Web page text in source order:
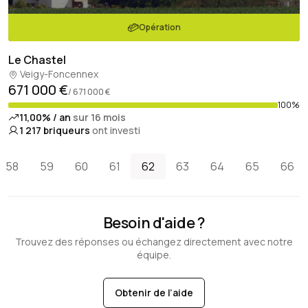
Opération
Le Chastel
Veigy-Foncennex
671 000 €/ 671 000 €
100%
11,00% / an sur 16 mois
1 217 briqueurs ont investi
58 59 60 61 62 63 64 65 66
Besoin d'aide ?
Trouvez des réponses ou échangez directement avec notre
équipe.
Obtenir de l’aide